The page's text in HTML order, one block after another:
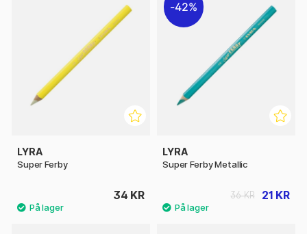
LYRA
Super Ferby
34 KR
42%
LYRA
Super Ferby Metallic
21 KR
36 KR